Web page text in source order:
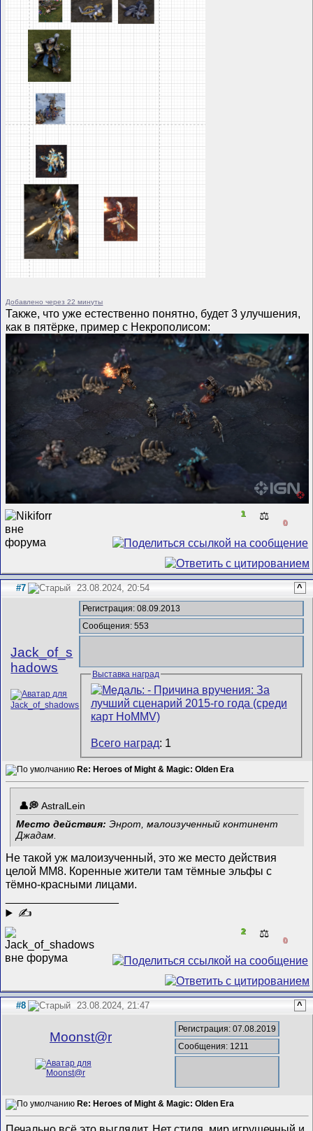
Добавлено через 22 минуты
Также, что уже естественно понятно, будет 3 улучшения,
как в пятёрке, пример с Некрополисом:
1 ⚖️
0
#7 23.08.2024, 20:54 ^
Jack_of_s
hadows
Регистрация: 08.09.2013
Сообщения: 553
Выставка наград
Всего наград: 1
Re: Heroes of Might & Magic: Olden Era
AstralLein
Место действия: Энрот, малоизученный континент
Джадам.
Не такой уж малоизученный, это же место действия
целой MM8. Коренные жители там тёмные эльфы с
тёмно-красными лицами.
✍
2 ⚖️
0
#8 23.08.2024, 21:47 ^
Mооnst@r
Регистрация: 07.08.2019
Сообщения: 1211
Re: Heroes of Might & Magic: Olden Era